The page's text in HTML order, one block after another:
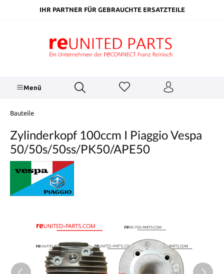
springenIHR PARTNER FÜR GEBRAUCHTE ERSATZTEILE
Menü
Bauteile
Zylinderkopf 100ccm I Piaggio Vespa
50/50s/50ss/PK50/APE50